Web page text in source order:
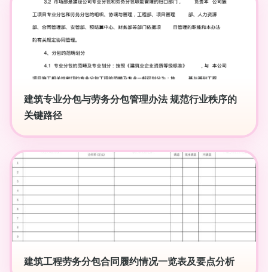
建筑专业分包与劳务分包管理办法 规范行业秩序的
关键路径
建筑工程劳务分包合同履约情况一览表及要点分析